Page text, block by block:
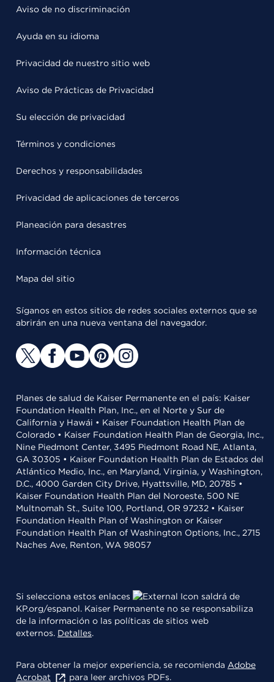
Aviso de no discriminación
Ayuda en su idioma
Privacidad de nuestro sitio web
Aviso de Prácticas de Privacidad
Su elección de privacidad
Términos y condiciones
Derechos y responsabilidades
Privacidad de aplicaciones de terceros
Planeación para desastres
Información técnica
Mapa del sitio
Síganos en estos sitios de redes sociales externos que se
abrirán en una nueva ventana del navegador.
Planes de salud de Kaiser Permanente en el país: Kaiser
Foundation Health Plan, Inc., en el Norte y Sur de
California y Hawái • Kaiser Foundation Health Plan de
Colorado • Kaiser Foundation Health Plan de Georgia, Inc.,
Nine Piedmont Center, 3495 Piedmont Road NE, Atlanta,
GA 30305 • Kaiser Foundation Health Plan de Estados del
Atlántico Medio, Inc., en Maryland, Virginia, y Washington,
D.C., 4000 Garden City Drive, Hyattsville, MD, 20785 •
Kaiser Foundation Health Plan del Noroeste, 500 NE
Multnomah St., Suite 100, Portland, OR 97232 • Kaiser
Foundation Health Plan of Washington or Kaiser
Foundation Health Plan of Washington Options, Inc., 2715
Naches Ave, Renton, WA 98057
Si selecciona estos enlaces
saldrá de
KP.org/espanol. Kaiser Permanente no se responsabiliza
de la información o las políticas de sitios web
externos. Detalles.
Para obtener la mejor experiencia, se recomienda Adobe
Acrobat
para leer archivos PDFs.